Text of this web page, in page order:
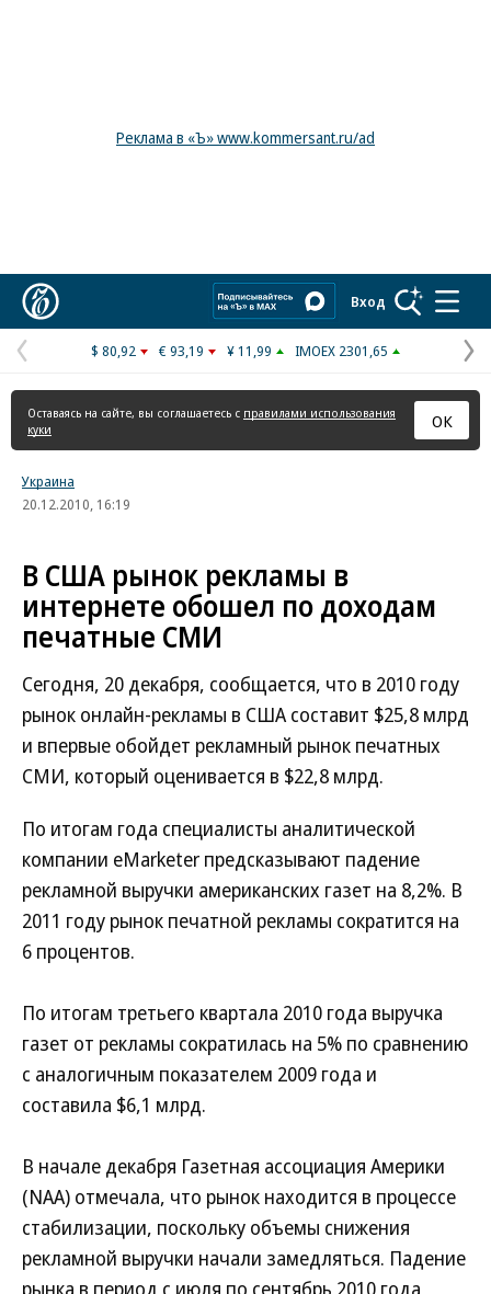
Реклама в «Ъ» www.kommersant.ru/ad
Вход
Предыдущая
страница
$ 80,92 € 93,19 ¥ 11,99 IMOEX 2301,65
Оставаясь на сайте, вы соглашаетесь с правилами использования
куки
ОК
Украина
20.12.2010, 16:19
В США рынок рекламы в
интернете обошел по доходам
печатные СМИ
Сегодня, 20 декабря, сообщается, что в 2010 году
рынок онлайн-рекламы в США составит $25,8 млрд
и впервые обойдет рекламный рынок печатных
СМИ, который оценивается в $22,8 млpд.
По итогам года специалисты аналитической
компании eMarketer предсказывают падение
рекламной выручки американских газет на 8,2%. В
2011 году рынок печатной рекламы сократится на
6 процентов.
По итогам третьего квартала 2010 года выручка
газет от рекламы сократилась на 5% по сравнению
с аналогичным показателем 2009 года и
составила $6,1 млрд.
В начале декабря Газетная ассоциация Америки
(NAA) отмечала, что рынок находится в процессе
стабилизации, поскольку объемы снижения
рекламной выручки начали замедляться. Падение
рынка в период с июля по сентябрь 2010 года